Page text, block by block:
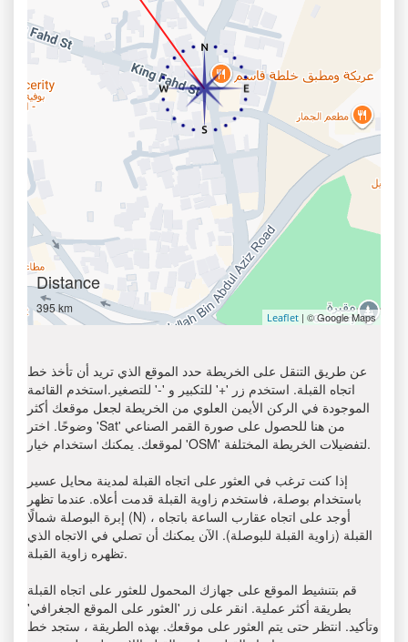
Distance
395 km
Leaflet | © Google Maps
عن طريق التنقل على الخريطة حدد الموقع الذي تريد أن تأخذ خط
اتجاه القبلة. استخدم زر '+' للتكبير و '-' للتصغير.استخدم القائمة
الموجودة في الركن الأيمن العلوي من الخريطة لجعل موقعك أكثر
وضوحًا. اختر 'Sat' من هنا للحصول على صورة القمر الصناعي
لموقعك. يمكنك استخدام خيار 'OSM' لتفضيلات الخريطة المختلفة.
إذا كنت ترغب في العثور على اتجاه القبلة لمدينة محايل عسير
باستخدام بوصلة، فاستخدم زاوية القبلة قدمت أعلاه. عندما تظهر
إبرة البوصلة شمالًا (N) ، أوجد على اتجاه عقارب الساعة باتجاه
القبلة (زاوية القبلة للبوصلة). الآن يمكنك أن تصلي في الاتجاه الذي
تظهره زاوية القبلة.
قم بتنشيط الموقع على جهازك المحمول للعثور على اتجاه القبلة
بطريقة أكثر عملية. انقر على زر 'العثور على الموقع الجغرافي'
وتأكيد. انتظر حتى يتم العثور على موقعك. بهذه الطريقة ، ستجد خط